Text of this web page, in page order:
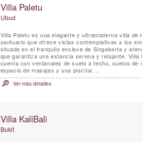
Villa Paletu
Ubud
Villa Paletu es una elegante y ultramoderna villa
santuario que ofrece vistas contemplativas a los
situado en el tranquilo enclave de Singakerta y
que garantiza una estancia serena y relajante.
cuenta con ventanales de suelo a techo, suelos de
espacio de masajes y una piscina ...
Ver más detalles
Villa KaliBali
Bukit